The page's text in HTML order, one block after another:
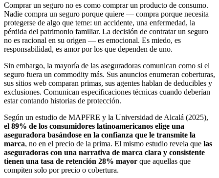
Comprar un seguro no es como comprar un producto de consumo.
Nadie compra un seguro porque quiere — compra porque necesita
protegerse de algo que teme: un accidente, una enfermedad, la
pérdida del patrimonio familiar. La decisión de contratar un seguro
no es racional en su origen — es emocional. Es miedo, es
responsabilidad, es amor por los que dependen de uno.
Sin embargo, la mayoría de las aseguradoras comunican como si el
seguro fuera un commodity más. Sus anuncios enumeran coberturas,
sus sitios web comparan primas, sus agentes hablan de deducibles y
exclusiones. Comunican especificaciones técnicas cuando deberían
estar contando historias de protección.
Según un estudio de MAPFRE y la Universidad de Alcalá (2025),
el 89% de los consumidores latinoamericanos elige una
aseguradora basándose en la confianza que le transmite la
marca, no en el precio de la prima. El mismo estudio revela que las
aseguradoras con una narrativa de marca clara y consistente
tienen una tasa de retención 28% mayor que aquellas que
compiten solo por precio o cobertura.